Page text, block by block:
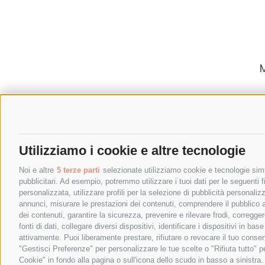
Utilizziamo i cookie e altre tecnologie
Noi e altre 5 terze parti selezionate utilizziamo cookie e tecnologie
pubblicitari. Ad esempio, potremmo utilizzare i tuoi dati per le
personalizzata, utilizzare profili per la selezione di pubblicità
annunci, misurare le prestazioni dei contenuti, comprendere il
dei contenuti, garantire la sicurezza, prevenire e rilevare frodi,
fonti di dati, collegare diversi dispositivi, identificare i dispositivi in
attivamente. Puoi liberamente prestare, rifiutare o revocare il tuo
"Gestisci Preferenze" per personalizzare le tue scelte o "Rifiuta tutto"
Cookie" in fondo alla pagina o sull'icona dello scudo in basso a